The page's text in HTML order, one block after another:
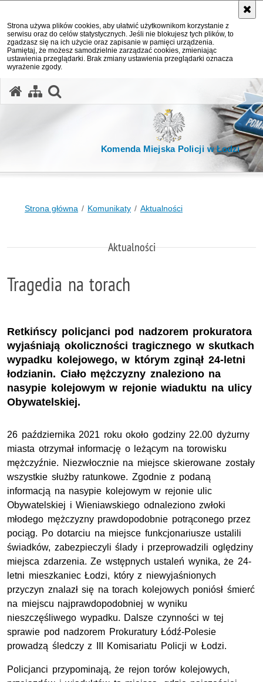
Strona używa plików cookies, aby ułatwić użytkownikom korzystanie z
serwisu oraz do celów statystycznych. Jeśli nie blokujesz tych plików, to
zgadzasz się na ich użycie oraz zapisanie w pamięci urządzenia.
Pamiętaj, że możesz samodzielnie zarządzać cookies, zmieniając
ustawienia przeglądarki. Brak zmiany ustawienia przeglądarki oznacza
wyrażenie zgody.
Komenda Miejska Policji w Łodzi
Strona główna Komunikaty Aktualności
Aktualności
Tragedia na torach
Retkińscy policjanci pod nadzorem prokuratora
wyjaśniają okoliczności tragicznego w skutkach
wypadku kolejowego, w którym zginął 24-letni
łodzianin. Ciało mężczyzny znaleziono na
nasypie kolejowym w rejonie wiaduktu na ulicy
Obywatelskiej.
26 października 2021 roku około godziny 22.00 dyżurny
miasta otrzymał informację o leżącym na torowisku
mężczyźnie. Niezwłocznie na miejsce skierowane zostały
wszystkie służby ratunkowe. Zgodnie z podaną
informacją na nasypie kolejowym w rejonie ulic
Obywatelskiej i Wieniawskiego odnaleziono zwłoki
młodego mężczyzny prawdopodobnie potrąconego przez
pociąg. Po dotarciu na miejsce funkcjonariusze ustalili
świadków, zabezpieczyli ślady i przeprowadzili oględziny
miejsca zdarzenia. Ze wstępnych ustaleń wynika, że 24-
letni mieszkaniec Łodzi, który z niewyjaśnionych
przyczyn znalazł się na torach kolejowych poniósł śmierć
na miejscu najprawdopodobniej w wyniku
nieszczęśliwego wypadku. Dalsze czynności w tej
sprawie pod nadzorem Prokuratury Łódź-Polesie
prowadzą śledczy z III Komisariatu Policji w Łodzi.
Policjanci przypominają, że rejon torów kolejowych,